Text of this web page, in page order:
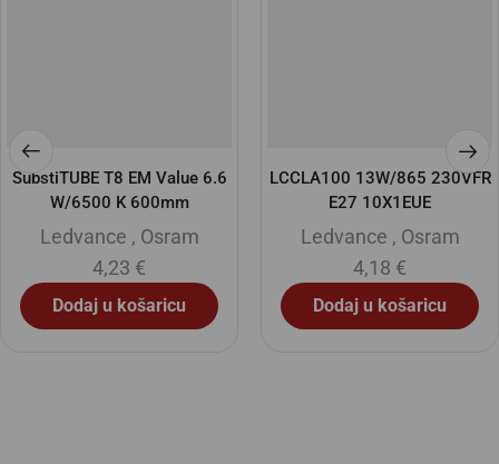
SubstiTUBE T8 EM Value 6.6
W/6500 K 600mm
Ledvance , Osram
4,23 €
Dodaj u košaricu
LCCLA100 13W/865 230VFR
E27 10X1EUE
Ledvance , Osram
4,18 €
Dodaj u košaricu